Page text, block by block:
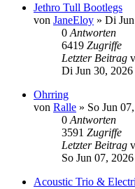
Jethro Tull Bootlegs
von JaneEloy » Di
0 Antworten
6419 Zugriffe
Letzter Beitrag
Di Jun 30, 2026
Ohrring
von Ralle » So Jun
0 Antworten
3591 Zugriffe
Letzter Beitrag
So Jun 07,
Acoustic Trio &